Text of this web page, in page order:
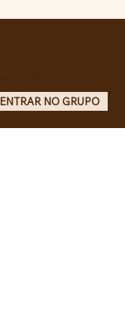
ENTRAR NO GRUPO